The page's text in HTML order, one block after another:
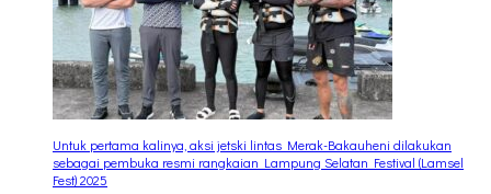
Untuk pertama kalinya, aksi jetski lintas Merak-Bakauheni dilakukan
sebagai pembuka resmi rangkaian Lampung Selatan Festival (Lamsel
Fest) 2025